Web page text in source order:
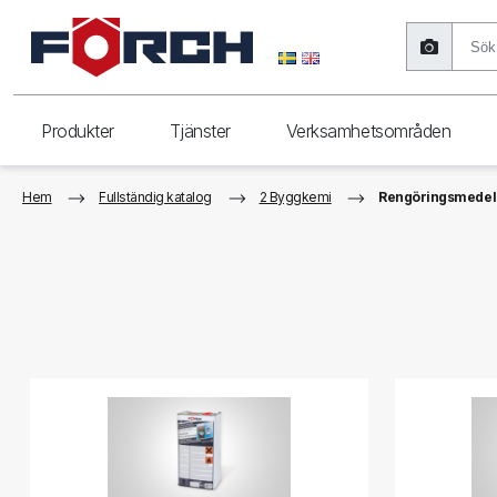
Produkter Tjänster Verksamhetsområden
Hem Fullständig katalog 2 Byggkemi Rengöringsmedel